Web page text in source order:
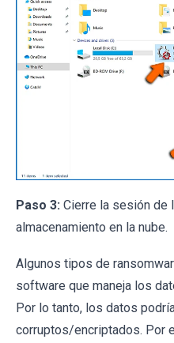
Paso 3: Cierre la sesión de
almacenamiento en la nube.
Algunos tipos de
software que maneja los
Por lo tanto, los datos
corruptos/encriptados. Por